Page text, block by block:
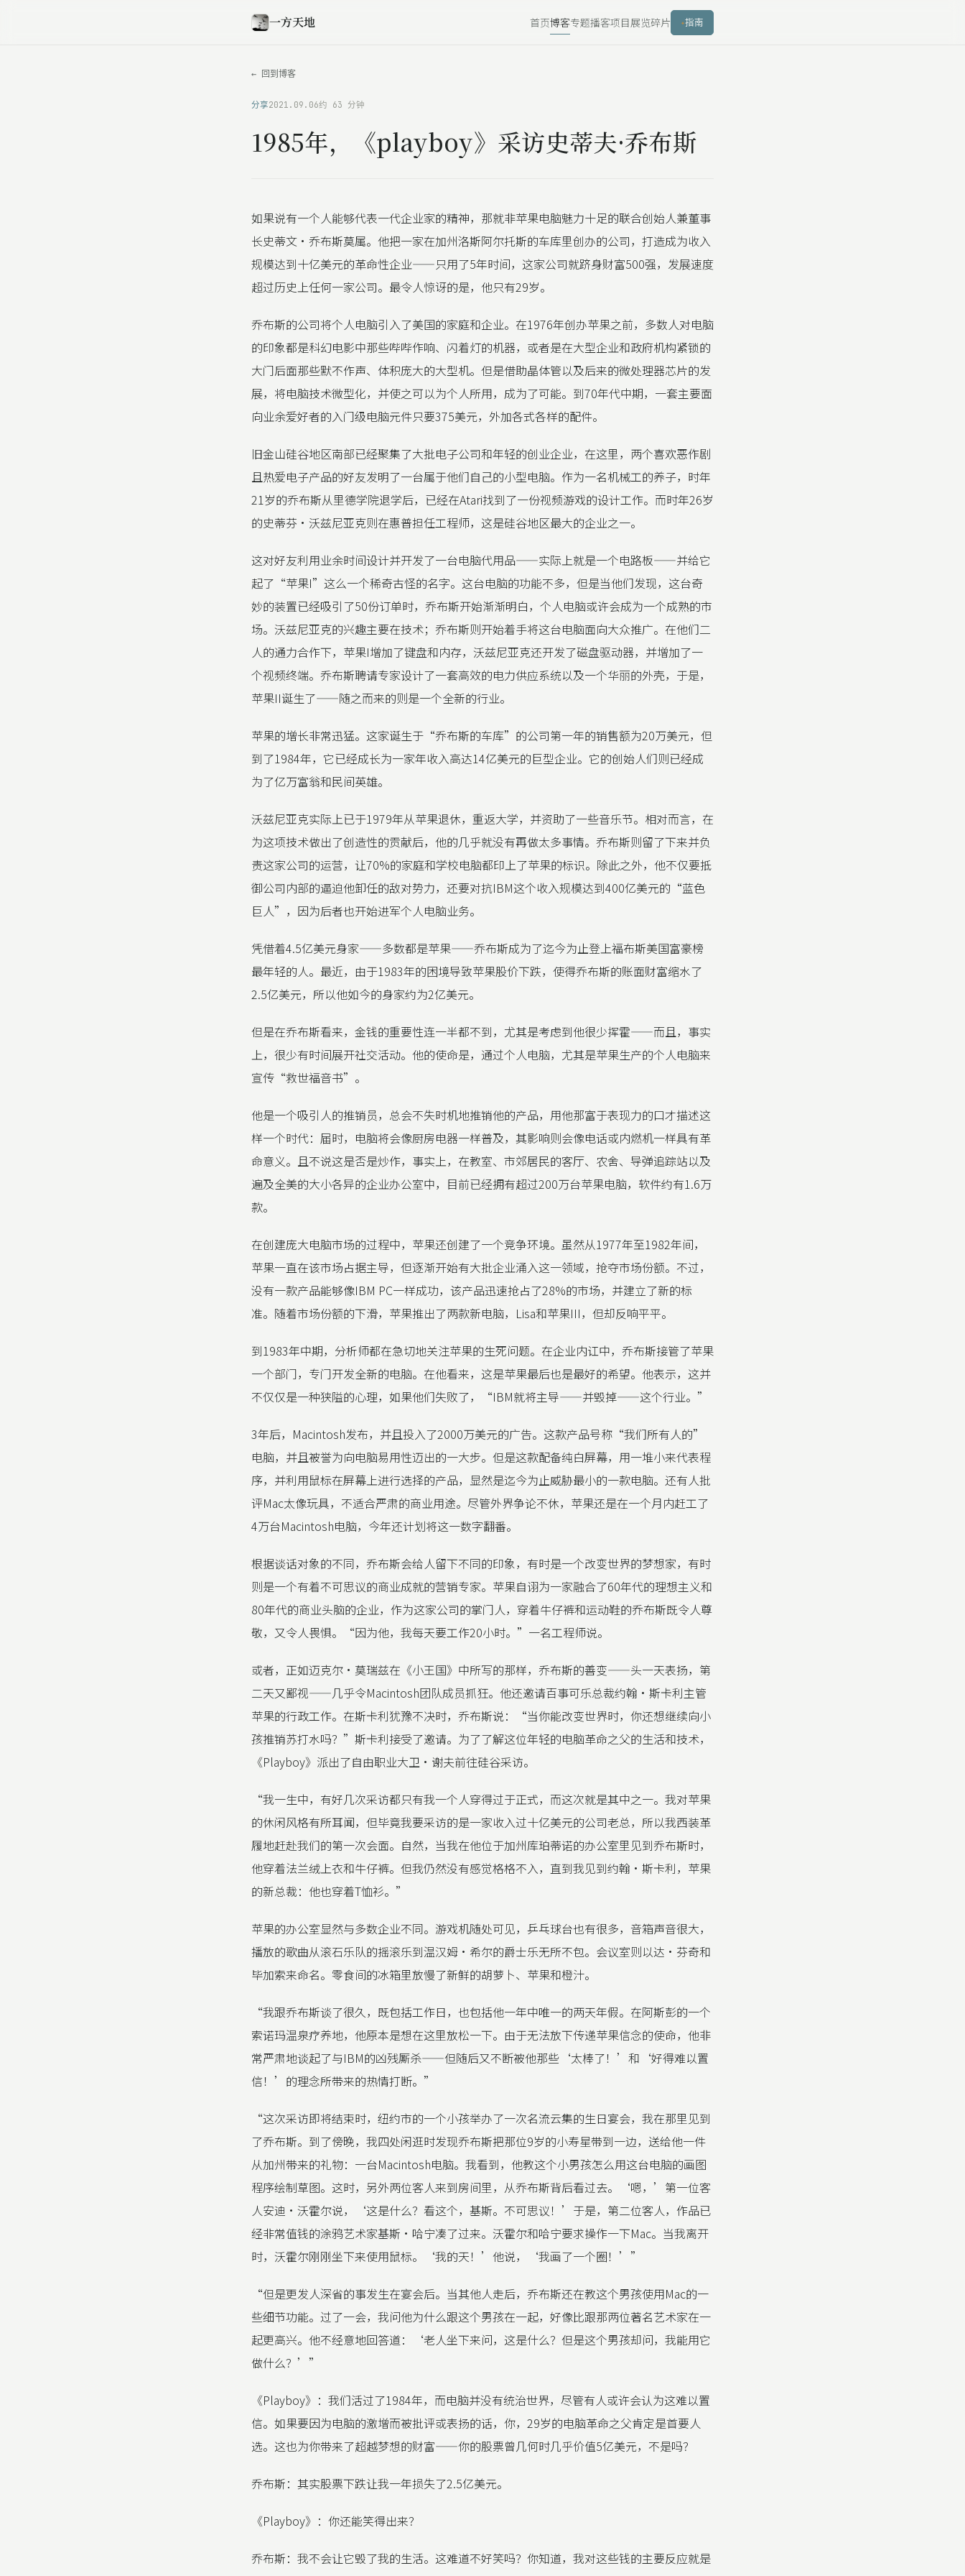
一方天地 首页博客专题播客项目展览碎片 指南
← 回到博客
分享2021.09.06约 63 分钟
1985年，《playboy》采访史蒂夫·乔布斯
如果说有一个人能够代表一代企业家的精神，那就非苹果电脑魅力十足的联合创始人兼董事
长史蒂文·乔布斯莫属。他把一家在加州洛斯阿尔托斯的车库里创办的公司，打造成为收入
规模达到十亿美元的革命性企业——只用了5年时间，这家公司就跻身财富500强，发展速度
超过历史上任何一家公司。最令人惊讶的是，他只有29岁。
乔布斯的公司将个人电脑引入了美国的家庭和企业。在1976年创办苹果之前，多数人对电脑
的印象都是科幻电影中那些哔哔作响、闪着灯的机器，或者是在大型企业和政府机构紧锁的
大门后面那些默不作声、体积庞大的大型机。但是借助晶体管以及后来的微处理器芯片的发
展，将电脑技术微型化，并使之可以为个人所用，成为了可能。到70年代中期，一套主要面
向业余爱好者的入门级电脑元件只要375美元，外加各式各样的配件。
旧金山硅谷地区南部已经聚集了大批电子公司和年轻的创业企业，在这里，两个喜欢恶作剧
且热爱电子产品的好友发明了一台属于他们自己的小型电脑。作为一名机械工的养子，时年
21岁的乔布斯从里德学院退学后，已经在Atari找到了一份视频游戏的设计工作。而时年26岁
的史蒂芬·沃兹尼亚克则在惠普担任工程师，这是硅谷地区最大的企业之一。
这对好友利用业余时间设计并开发了一台电脑代用品——实际上就是一个电路板——并给它
起了“苹果I”这么一个稀奇古怪的名字。这台电脑的功能不多，但是当他们发现，这台奇
妙的装置已经吸引了50份订单时，乔布斯开始渐渐明白，个人电脑或许会成为一个成熟的市
场。沃兹尼亚克的兴趣主要在技术；乔布斯则开始着手将这台电脑面向大众推广。在他们二
人的通力合作下，苹果I增加了键盘和内存，沃兹尼亚克还开发了磁盘驱动器，并增加了一
个视频终端。乔布斯聘请专家设计了一套高效的电力供应系统以及一个华丽的外壳，于是，
苹果II诞生了——随之而来的则是一个全新的行业。
苹果的增长非常迅猛。这家诞生于“乔布斯的车库”的公司第一年的销售额为20万美元，但
到了1984年，它已经成长为一家年收入高达14亿美元的巨型企业。它的创始人们则已经成
为了亿万富翁和民间英雄。
沃兹尼亚克实际上已于1979年从苹果退休，重返大学，并资助了一些音乐节。相对而言，在
为这项技术做出了创造性的贡献后，他的几乎就没有再做太多事情。乔布斯则留了下来并负
责这家公司的运营，让70%的家庭和学校电脑都印上了苹果的标识。除此之外，他不仅要抵
御公司内部的逼迫他卸任的敌对势力，还要对抗IBM这个收入规模达到400亿美元的“蓝色
巨人”，因为后者也开始进军个人电脑业务。
凭借着4.5亿美元身家——多数都是苹果——乔布斯成为了迄今为止登上福布斯美国富豪榜
最年轻的人。最近，由于1983年的困境导致苹果股价下跌，使得乔布斯的账面财富缩水了
2.5亿美元，所以他如今的身家约为2亿美元。
但是在乔布斯看来，金钱的重要性连一半都不到，尤其是考虑到他很少挥霍——而且，事实
上，很少有时间展开社交活动。他的使命是，通过个人电脑，尤其是苹果生产的个人电脑来
宣传“救世福音书”。
他是一个吸引人的推销员，总会不失时机地推销他的产品，用他那富于表现力的口才描述这
样一个时代：届时，电脑将会像厨房电器一样普及，其影响则会像电话或内燃机一样具有革
命意义。且不说这是否是炒作，事实上，在教室、市郊居民的客厅、农舍、导弹追踪站以及
遍及全美的大小各异的企业办公室中，目前已经拥有超过200万台苹果电脑，软件约有1.6万
款。
在创建庞大电脑市场的过程中，苹果还创建了一个竞争环境。虽然从1977年至1982年间，
苹果一直在该市场占据主导，但逐渐开始有大批企业涌入这一领域，抢夺市场份额。不过，
没有一款产品能够像IBM PC一样成功，该产品迅速抢占了28%的市场，并建立了新的标
准。随着市场份额的下滑，苹果推出了两款新电脑，Lisa和苹果III，但却反响平平。
到1983年中期，分析师都在急切地关注苹果的生死问题。在企业内讧中，乔布斯接管了苹果
一个部门，专门开发全新的电脑。在他看来，这是苹果最后也是最好的希望。他表示，这并
不仅仅是一种狭隘的心理，如果他们失败了，“IBM就将主导——并毁掉——这个行业。”
3年后，Macintosh发布，并且投入了2000万美元的广告。这款产品号称“我们所有人的”
电脑，并且被誉为向电脑易用性迈出的一大步。但是这款配备纯白屏幕，用一堆小来代表程
序，并利用鼠标在屏幕上进行选择的产品，显然是迄今为止威胁最小的一款电脑。还有人批
评Mac太像玩具，不适合严肃的商业用途。尽管外界争论不休，苹果还是在一个月内赶工了
4万台Macintosh电脑，今年还计划将这一数字翻番。
根据谈话对象的不同，乔布斯会给人留下不同的印象，有时是一个改变世界的梦想家，有时
则是一个有着不可思议的商业成就的营销专家。苹果自诩为一家融合了60年代的理想主义和
80年代的商业头脑的企业，作为这家公司的掌门人，穿着牛仔裤和运动鞋的乔布斯既令人尊
敬，又令人畏惧。“因为他，我每天要工作20小时。”一名工程师说。
或者，正如迈克尔·莫瑞兹在《小王国》中所写的那样，乔布斯的善变——头一天表扬，第
二天又鄙视——几乎令Macintosh团队成员抓狂。他还邀请百事可乐总裁约翰·斯卡利主管
苹果的行政工作。在斯卡利犹豫不决时，乔布斯说：“当你能改变世界时，你还想继续向小
孩推销苏打水吗？”斯卡利接受了邀请。为了了解这位年轻的电脑革命之父的生活和技术，
《Playboy》派出了自由职业大卫·谢夫前往硅谷采访。
“我一生中，有好几次采访都只有我一个人穿得过于正式，而这次就是其中之一。我对苹果
的休闲风格有所耳闻，但毕竟我要采访的是一家收入过十亿美元的公司老总，所以我西装革
履地赶赴我们的第一次会面。自然，当我在他位于加州库珀蒂诺的办公室里见到乔布斯时，
他穿着法兰绒上衣和牛仔裤。但我仍然没有感觉格格不入，直到我见到约翰·斯卡利，苹果
的新总裁：他也穿着T恤衫。”
苹果的办公室显然与多数企业不同。游戏机随处可见，乒乓球台也有很多，音箱声音很大，
播放的歌曲从滚石乐队的摇滚乐到温汉姆·希尔的爵士乐无所不包。会议室则以达·芬奇和
毕加索来命名。零食间的冰箱里放慢了新鲜的胡萝卜、苹果和橙汁。
“我跟乔布斯谈了很久，既包括工作日，也包括他一年中唯一的两天年假。在阿斯彭的一个
索诺玛温泉疗养地，他原本是想在这里放松一下。由于无法放下传递苹果信念的使命，他非
常严肃地谈起了与IBM的凶残厮杀——但随后又不断被他那些‘太棒了！’和‘好得难以置
信！’的理念所带来的热情打断。”
“这次采访即将结束时，纽约市的一个小孩举办了一次名流云集的生日宴会，我在那里见到
了乔布斯。到了傍晚，我四处闲逛时发现乔布斯把那位9岁的小寿星带到一边，送给他一件
从加州带来的礼物：一台Macintosh电脑。我看到，他教这个小男孩怎么用这台电脑的画图
程序绘制草图。这时，另外两位客人来到房间里，从乔布斯背后看过去。‘嗯，’第一位客
人安迪·沃霍尔说，‘这是什么？看这个，基斯。不可思议！’于是，第二位客人，作品已
经非常值钱的涂鸦艺术家基斯·哈宁凑了过来。沃霍尔和哈宁要求操作一下Mac。当我离开
时，沃霍尔刚刚坐下来使用鼠标。‘我的天！’他说，‘我画了一个圈！’”
“但是更发人深省的事发生在宴会后。当其他人走后，乔布斯还在教这个男孩使用Mac的一
些细节功能。过了一会，我问他为什么跟这个男孩在一起，好像比跟那两位著名艺术家在一
起更高兴。他不经意地回答道：‘老人坐下来问，这是什么？但是这个男孩却问，我能用它
做什么？’”
《Playboy》：我们活过了1984年，而电脑并没有统治世界，尽管有人或许会认为这难以置
信。如果要因为电脑的激增而被批评或表扬的话，你，29岁的电脑革命之父肯定是首要人
选。这也为你带来了超越梦想的财富——你的股票曾几何时几乎价值5亿美元，不是吗？
乔布斯：其实股票下跌让我一年损失了2.5亿美元。
《Playboy》：你还能笑得出来？
乔布斯：我不会让它毁了我的生活。这难道不好笑吗？你知道，我对这些钱的主要反应就是